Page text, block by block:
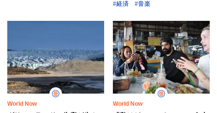
#経済
#音楽
World Now World Now